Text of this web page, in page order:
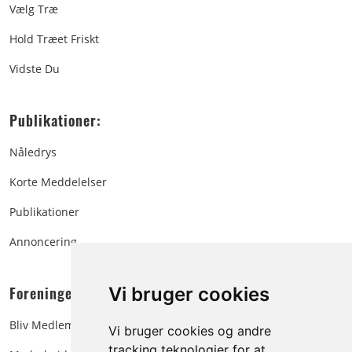
Vi bruger cookies
Vi bruger cookies og andre
Vælg Træ
Hold Træet Friskt
Vidste Du
Publikationer:
Nåledrys
Korte Meddelelser
Publikationer
Annoncering
Foreningen:
Bliv Medlem